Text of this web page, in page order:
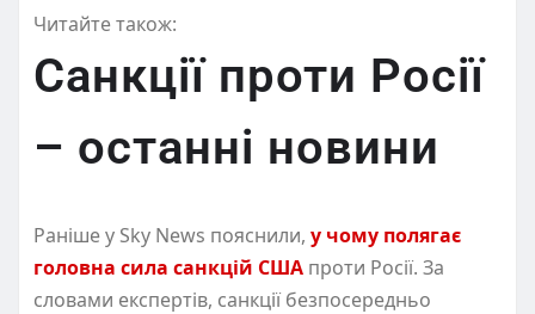
Читайте також:
Санкції проти Росії
– останні новини
Раніше у Sky News пояснили, у чому полягає
головна сила санкцій США проти Росії. За
словами експертів, санкції безпосередньо